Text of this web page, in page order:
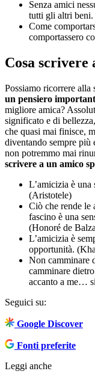
Senza amici
tutti gli altri
Come
comportassero
Cosa scrivere
Possiamo ricorrere
un pensiero
migliore amica?
significato e di
che quasi mai finisce,
diventando sempre più
non potremmo mai
scrivere a un amico
L’amicizia è
(Aristotele)
Ciò che rende le
fascino è una
(Honoré de
L’amicizia è
opportunità.
Non camminare
camminare
accanto a me…
Seguici su:
Google Discover
Fonti preferite
Leggi anche